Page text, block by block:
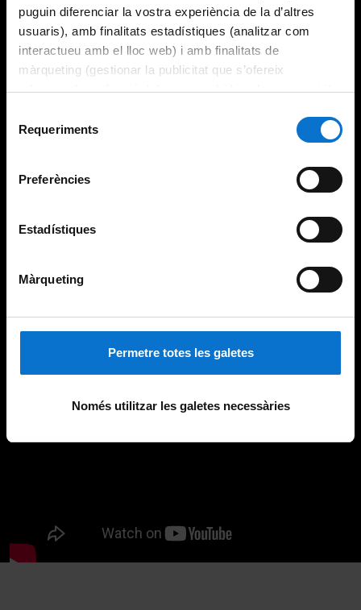
puguin diferenciar la vostra experiència de la d’altres
usuaris), amb finalitats estadístiques (analitzar com
interactueu amb el lloc web) i amb finalitats de
màrqueting (gestionar la publicitat que s’ofereix
adequant-la en funció dels vostres hàbits de navegació).
consultar laPolítica de galetes del lloc web de la
Requeriments
Preferències
Estadístiques
Màrqueting
Permetre totes les galetes
Només utilitzar les galetes necessàries